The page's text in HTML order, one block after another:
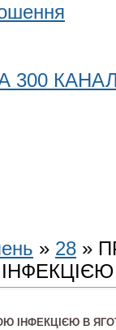
300
» 28 »
ІНФЕКЦІЄЮ В